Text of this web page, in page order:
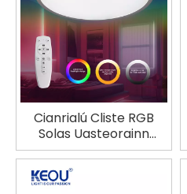
Cianrialú Cliste RGB
Solas Uasteorainn
Backlit